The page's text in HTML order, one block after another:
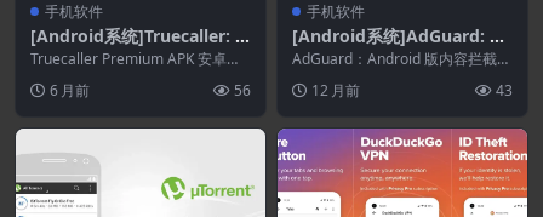
手机软件
[Android系统]Truecaller: P
hone Call Blocker 26.5.8 b
uild 2605008 beta
Truecaller Premium APK 安卓版
6 月前 56
手机软件
[Android系统]AdGuard: Co
ntent Blocker v4.11.55 Bet
a-1
AdGuard：Android 版内容拦截器
12 月前 43